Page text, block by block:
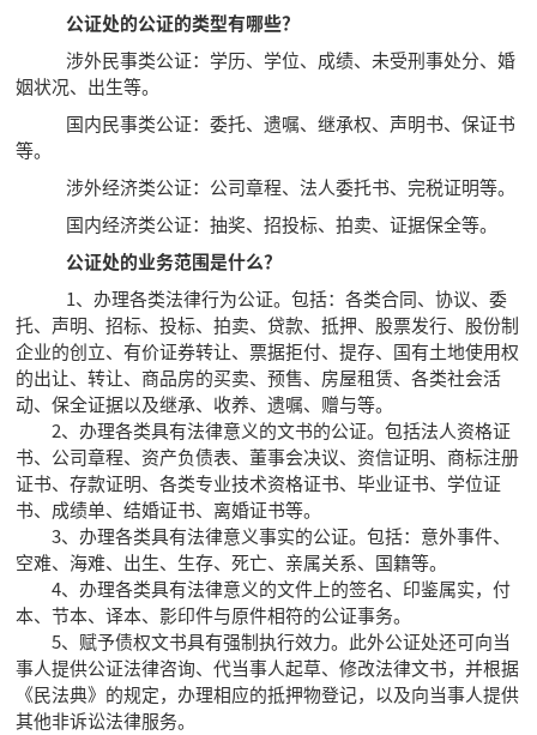
公证处的公证的类型有哪些？
涉外民事类公证：学历、学位、成绩、未受刑事处分、婚
姻状况、出生等。
国内民事类公证：委托、遗嘱、继承权、声明书、保证书
等。
涉外经济类公证：公司章程、法人委托书、完税证明等。
国内经济类公证：抽奖、招投标、拍卖、证据保全等。
公证处的业务范围是什么？
1、办理各类法律行为公证。包括：各类合同、协议、委
托、声明、招标、投标、拍卖、贷款、抵押、股票发行、股份制
企业的创立、有价证券转让、票据拒付、提存、国有土地使用权
的出让、转让、商品房的买卖、预售、房屋租赁、各类社会活
动、保全证据以及继承、收养、遗嘱、赠与等。
2、办理各类具有法律意义的文书的公证。包括法人资格证
书、公司章程、资产负债表、董事会决议、资信证明、商标注册
证书、存款证明、各类专业技术资格证书、毕业证书、学位证
书、成绩单、结婚证书、离婚证书等。
3、办理各类具有法律意义事实的公证。包括：意外事件、
空难、海难、出生、生存、死亡、亲属关系、国籍等。
4、办理各类具有法律意义的文件上的签名、印鉴属实，付
本、节本、译本、影印件与原件相符的公证事务。
5、赋予债权文书具有强制执行效力。此外公证处还可向当
事人提供公证法律咨询、代当事人起草、修改法律文书，并根据
《民法典》的规定，办理相应的抵押物登记，以及向当事人提供
其他非诉讼法律服务。